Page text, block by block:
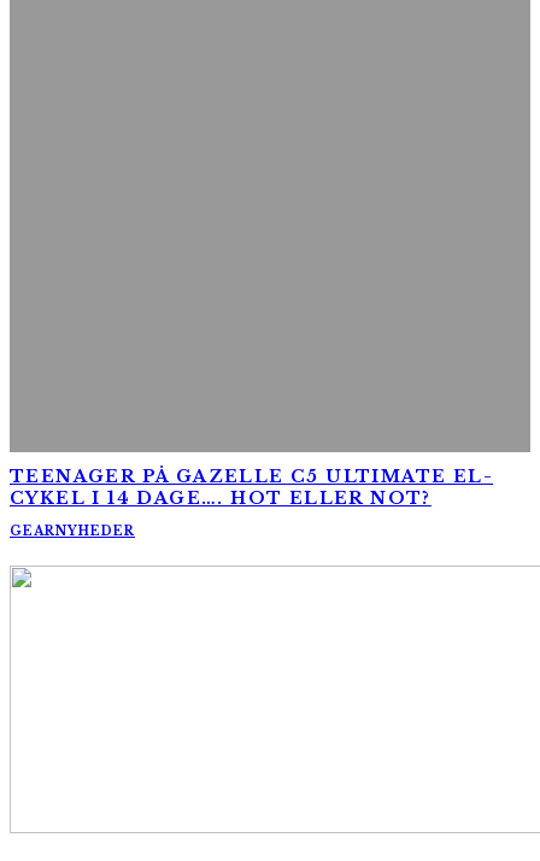
TEENAGER PÅ GAZELLE C5 ULTIMATE EL-
CYKEL I 14 DAGE…. HOT ELLER NOT?
GEARNYHEDER